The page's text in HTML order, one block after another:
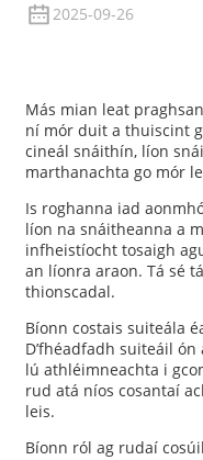
2025-09-26
Más mian leat
ní mór duit a thuiscint
cineál snáithín, líon
marthanachta go mór
Is roghanna iad
líon na snáitheanna a
infheistíocht tosaigh
an líonra araon. Tá sé
thionscadal.
Bíonn costais suiteála
D’fhéadfadh suiteáil
lú athléimneachta i
rud atá níos cosantaí
leis.
Bíonn ról ag rudaí